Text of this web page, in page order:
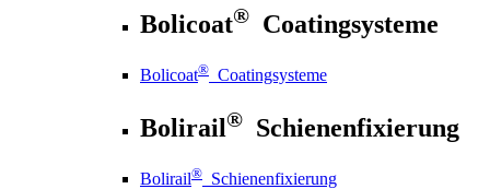
Bolicoat® Coatingsysteme
Bolicoat® Coatingsysteme
Bolirail® Schienenfixierung
Bolirail® Schienenfixierung